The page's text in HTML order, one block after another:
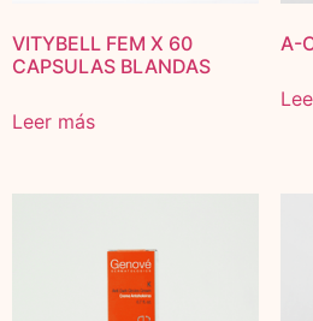
VITYBELL FEM X 60
CAPSULAS BLANDAS
Leer más
A-